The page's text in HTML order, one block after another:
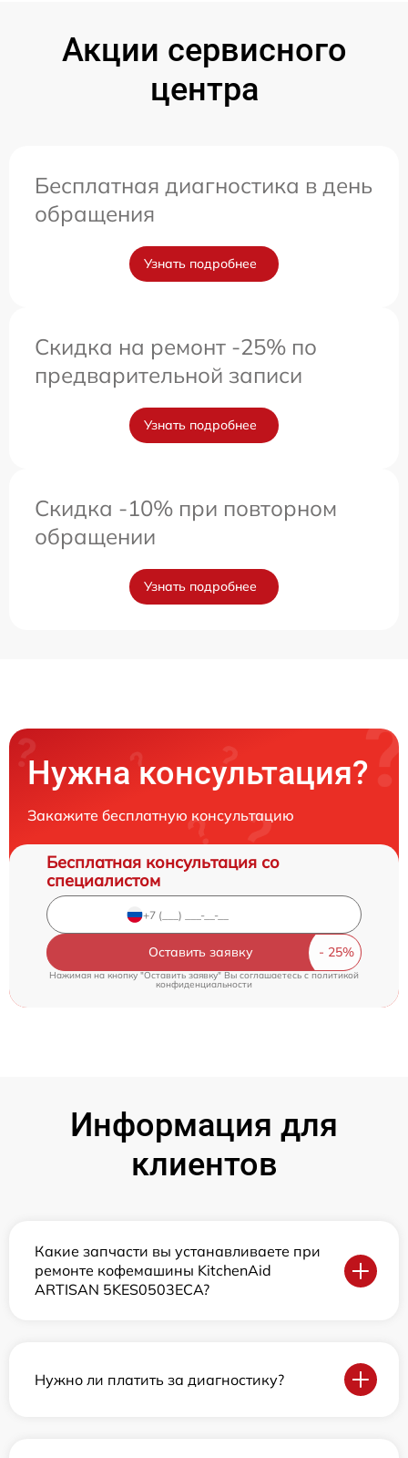
Акции сервисного
центра
Бесплатная диагностика в день
обращения
Узнать подробнее
Скидка на ремонт -25% по
предварительной записи
Узнать подробнее
Скидка -10% при повторном
обращении
Узнать подробнее
Нужна консультация?
Закажите бесплатную консультацию
Бесплатная консультация со
специалистом
Оставить заявку
Нажимая на кнопку "Оставить заявку" Вы соглашаетесь cполитикой
конфиденциальности
Информация для
клиентов
Какие запчасти вы устанавливаете при
ремонте кофемашины KitchenAid
ARTISAN 5KES0503ECA?
Нужно ли платить за диагностику?